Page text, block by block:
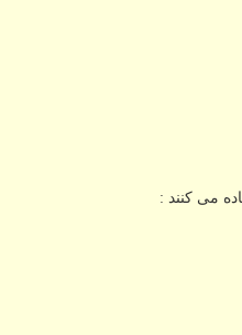
می کنند :